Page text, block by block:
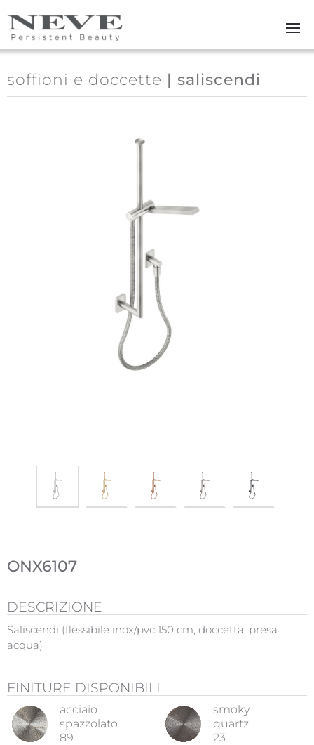
Skip to main content
soffioni e doccette | saliscendi
ONX6107
DESCRIZIONE
Saliscendi (flessibile inox/pvc 150 cm, doccetta, presa
acqua)
FINITURE DISPONIBILI
acciaio
spazzolato
89
smoky
quartz
23